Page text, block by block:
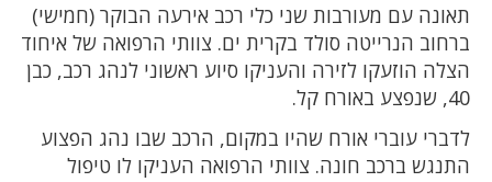
תאונה עם מעורבות שני כלי רכב אירעה הבוקר (חמישי)
ברחוב הנרייטה סולד בקרית ים. צוותי הרפואה של איחוד
הצלה הוזעקו לזירה והעניקו סיוע ראשוני לנהג רכב, כבן
40, שנפצע באורח קל.
לדברי עוברי אורח שהיו במקום, הרכב שבו נהג הפצוע
התנגש ברכב חונה. צוותי הרפואה העניקו לו טיפול